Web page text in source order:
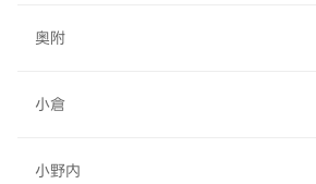
奥附
小倉
小野内